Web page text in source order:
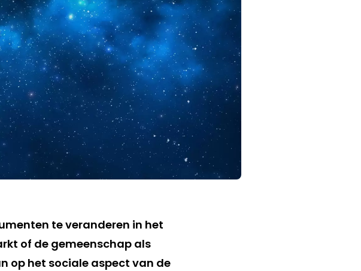
te veranderen in het
of de gemeenschap als
op het sociale aspect van de